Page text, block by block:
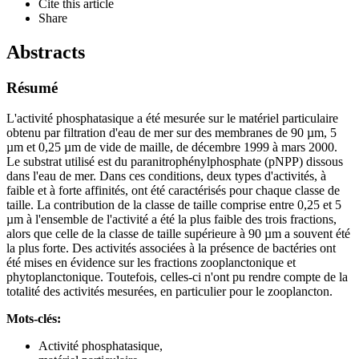
Cite this article
Share
Abstracts
Résumé
L'activité phosphatasique a été mesurée sur le matériel particulaire
obtenu par filtration d'eau de mer sur des membranes de 90 µm, 5
µm et 0,25 µm de vide de maille, de décembre 1999 à mars 2000.
Le substrat utilisé est du paranitrophénylphosphate (pNPP) dissous
dans l'eau de mer. Dans ces conditions, deux types d'activités, à
faible et à forte affinités, ont été caractérisés pour chaque classe de
taille. La contribution de la classe de taille comprise entre 0,25 et 5
µm à l'ensemble de l'activité a été la plus faible des trois fractions,
alors que celle de la classe de taille supérieure à 90 µm a souvent été
la plus forte. Des activités associées à la présence de bactéries ont
été mises en évidence sur les fractions zooplanctonique et
phytoplanctonique. Toutefois, celles-ci n'ont pu rendre compte de la
totalité des activités mesurées, en particulier pour le zooplancton.
Mots-clés:
Activité phosphatasique,